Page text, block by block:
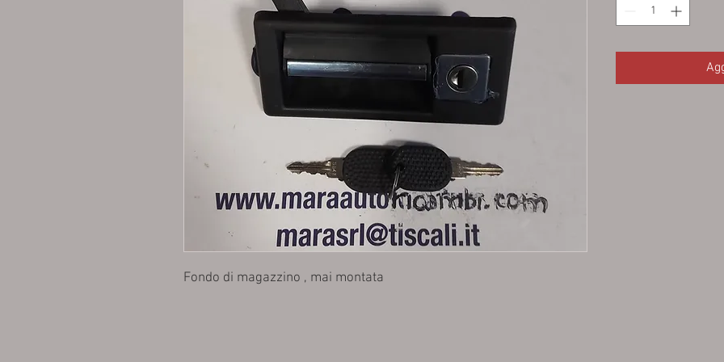
Fondo di magazzino , mai montata